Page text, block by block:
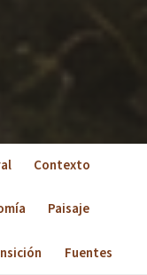
Contexto
Paisaje
Fuentes